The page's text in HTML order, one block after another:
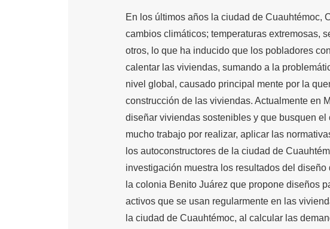
En los últimos años la ciudad de Cuauhtémoc,
cambios climáticos; temperaturas extremosas,
otros, lo que ha inducido que los pobladores
calentar las viviendas, sumando a la
nivel global, causado principal mente por la
construcción de las viviendas. Actualmente en
diseñar viviendas sostenibles y que busquen el
mucho trabajo por realizar, aplicar las
los autoconstructores de la ciudad de
investigación muestra los resultados del
la colonia Benito Juárez que propone diseños
activos que se usan regularmente en las
la ciudad de Cuauhtémoc, al calcular las